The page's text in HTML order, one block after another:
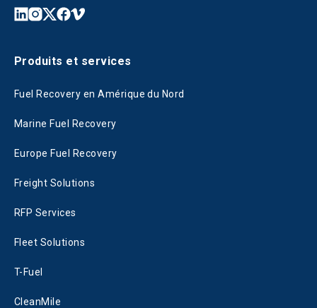
Produits et services
Fuel Recovery en Amérique du Nord
Marine Fuel Recovery
Europe Fuel Recovery
Freight Solutions
RFP Services
Fleet Solutions
T-Fuel
CleanMile